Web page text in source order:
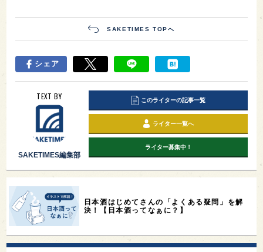
SAKETIMES TOPへ
シェア
TEXT BY
SAKETIMES編集部
このライターの記事一覧
ライター一覧へ
ライター募集中！
日本酒はじめてさんの「よくある疑問」を解
決！【日本酒ってなぁに？】